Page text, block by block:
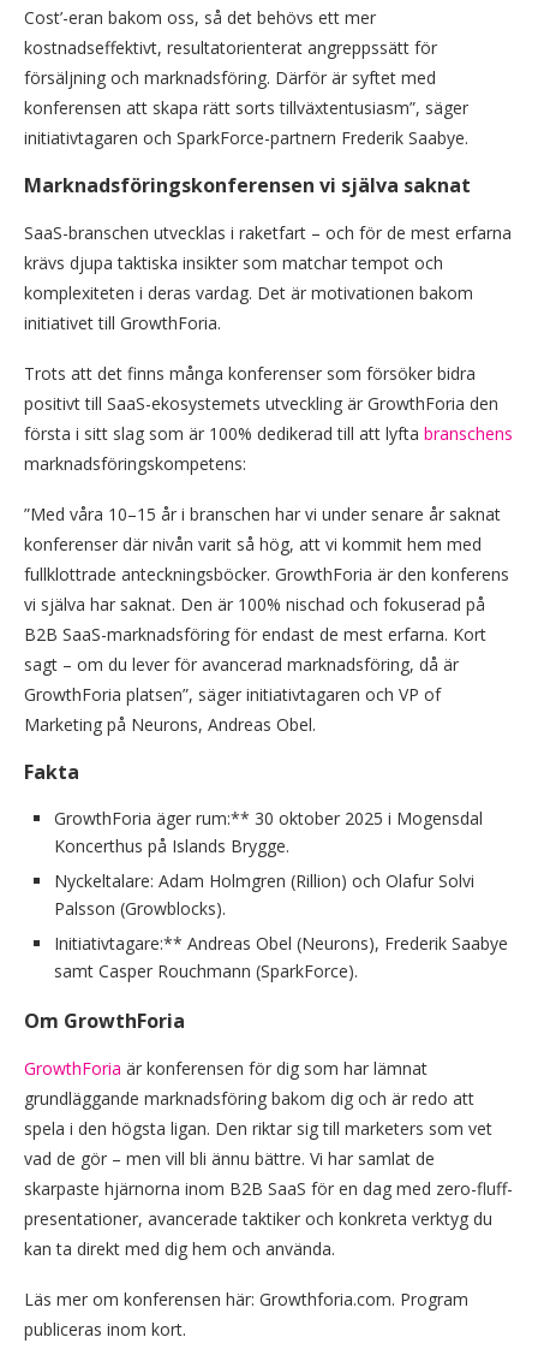
Cost’-eran bakom oss, så det behövs ett mer
kostnadseffektivt, resultatorienterat angreppssätt för
försäljning och marknadsföring. Därför är syftet med
konferensen att skapa rätt sorts tillväxtentusiasm”, säger
initiativtagaren och SparkForce-partnern Frederik Saabye.
Marknadsföringskonferensen vi själva saknat
SaaS-branschen utvecklas i raketfart – och för de mest erfarna
krävs djupa taktiska insikter som matchar tempot och
komplexiteten i deras vardag. Det är motivationen bakom
initiativet till GrowthForia.
Trots att det finns många konferenser som försöker bidra
positivt till SaaS-ekosystemets utveckling är GrowthForia den
första i sitt slag som är 100% dedikerad till att lyfta branschens
marknadsföringskompetens:
”Med våra 10–15 år i branschen har vi under senare år saknat
konferenser där nivån varit så hög, att vi kommit hem med
fullklottrade anteckningsböcker. GrowthForia är den konferens
vi själva har saknat. Den är 100% nischad och fokuserad på
B2B SaaS-marknadsföring för endast de mest erfarna. Kort
sagt – om du lever för avancerad marknadsföring, då är
GrowthForia platsen”, säger initiativtagaren och VP of
Marketing på Neurons, Andreas Obel.
Fakta
GrowthForia äger rum:** 30 oktober 2025 i Mogensdal
Koncerthus på Islands Brygge.
Nyckeltalare: Adam Holmgren (Rillion) och Olafur Solvi
Palsson (Growblocks).
Initiativtagare:** Andreas Obel (Neurons), Frederik Saabye
samt Casper Rouchmann (SparkForce).
Om GrowthForia
GrowthForia är konferensen för dig som har lämnat
grundläggande marknadsföring bakom dig och är redo att
spela i den högsta ligan. Den riktar sig till marketers som vet
vad de gör – men vill bli ännu bättre. Vi har samlat de
skarpaste hjärnorna inom B2B SaaS för en dag med zero-fluff-
presentationer, avancerade taktiker och konkreta verktyg du
kan ta direkt med dig hem och använda.
Läs mer om konferensen här: Growthforia.com. Program
publiceras inom kort.